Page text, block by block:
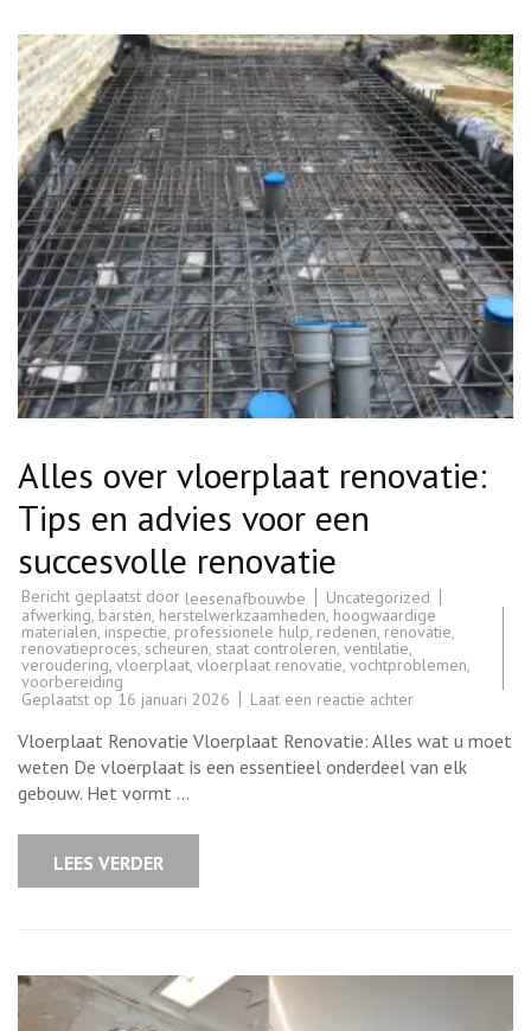
Alles over vloerplaat renovatie:
Tips en advies voor een
succesvolle renovatie
Bericht geplaatst door leesenafbouwbe
Uncategorized
afwerking, barsten, herstelwerkzaamheden, hoogwaardige
materialen, inspectie, professionele hulp, redenen, renovatie,
renovatieproces, scheuren, staat controleren, ventilatie,
veroudering, vloerplaat, vloerplaat renovatie, vochtproblemen,
voorbereiding
Geplaatst op 16 januari 2026 Laat een reactie achterop
over
vloerplaat
renovatie:
Vloerplaat Renovatie Vloerplaat Renovatie: Alles wat u moet
weten De vloerplaat is een essentieel onderdeel van elk
gebouw. Het vormt …
LEES VERDER